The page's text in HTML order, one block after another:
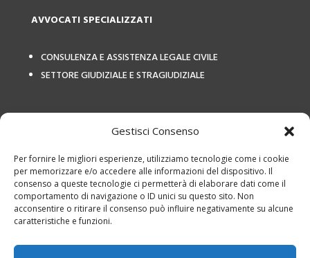
Gestisci Consenso
Per fornire le migliori esperienze, utilizziamo tecnologie come i cookie
per memorizzare e/o accedere alle informazioni del dispositivo. Il
consenso a queste tecnologie ci permetterà di elaborare dati come il
comportamento di navigazione o ID unici su questo sito. Non
acconsentire o ritirare il consenso può influire negativamente su alcune
caratteristiche e funzioni.
AVVOCATI SPECIALIZZATI
CONSULENZA E ASSISTENZA LEGALE CIVILE
SETTORE GIUDIZIALE E STRAGIUDIZIALE
COLLEGAMENTI ESTERNI